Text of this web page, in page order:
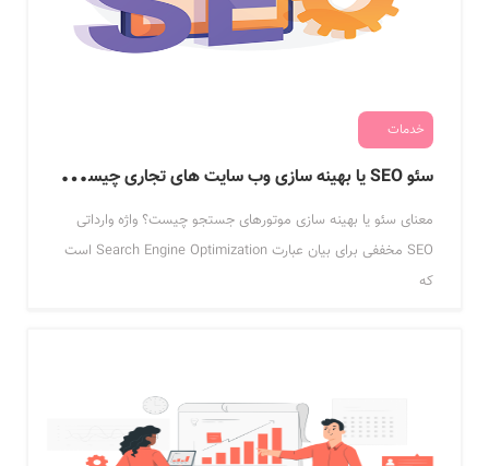
خدمات
س
ئو SEO یا بهینه سازی وب سایت های تجاری چیست و چه ضرورتی دارد؟
معنای سئو یا بهینه سازی موتورهای جستجو چیست؟ واژه وارداتی
SEO مخففی برای بیان عبارت Search Engine Optimization است
که